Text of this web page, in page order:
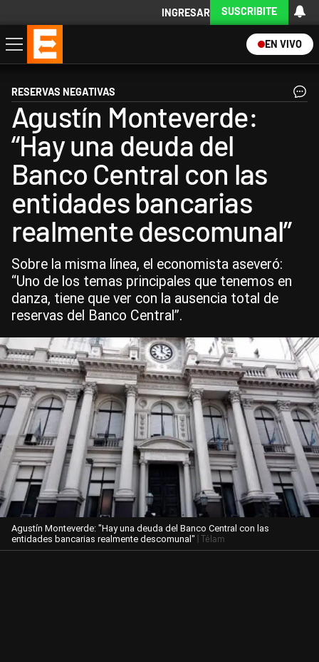
INGRESAR SUSCRIBITE
EN VIVO
Economía
Política
Internacional
Actualidad
Descargá la App
RESERVAS NEGATIVAS
Agustín Monteverde:
“Hay una deuda del
Banco Central con las
entidades bancarias
realmente descomunal”
Sobre la misma línea, el economista aseveró:
“Uno de los temas principales que tenemos en
danza, tiene que ver con la ausencia total de
reservas del Banco Central”.
Agustín Monteverde: "Hay una deuda del Banco Central con las
entidades bancarias realmente descomunal" | Télam